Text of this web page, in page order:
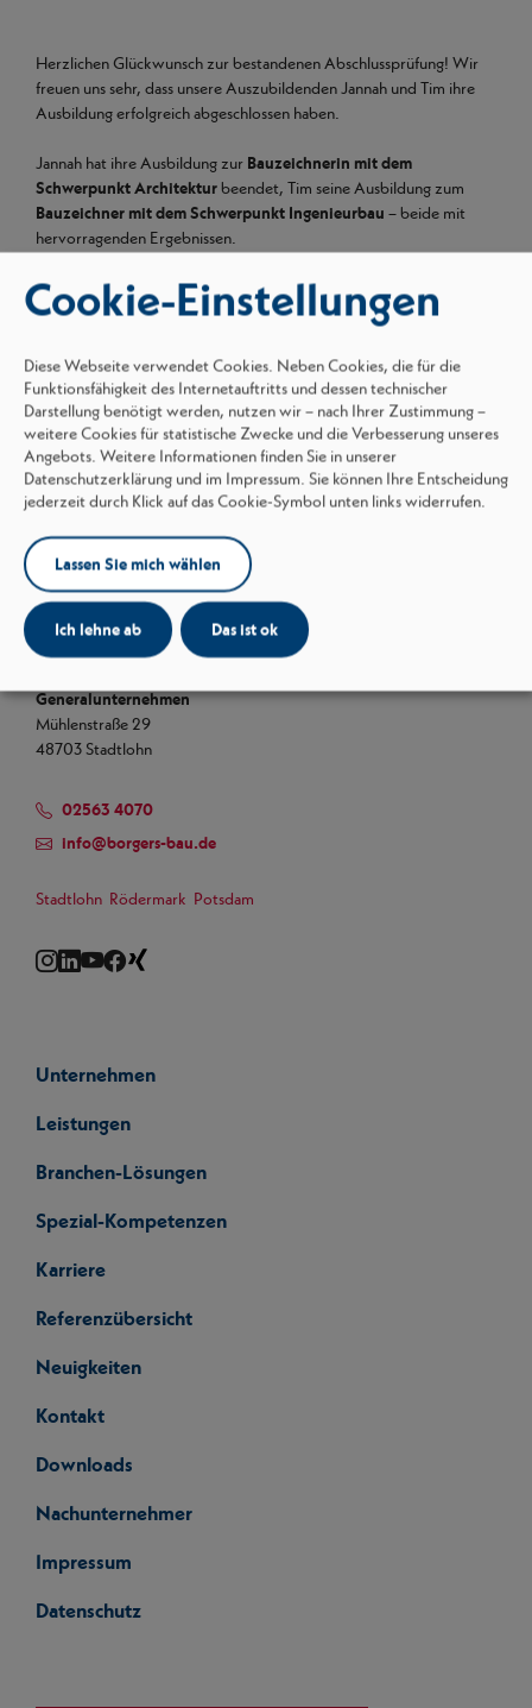
Herzlichen Glückwunsch zur bestandenen Abschlussprüfung! Wir
freuen uns sehr, dass unsere Auszubildenden Jannah und Tim ihre
Ausbildung erfolgreich abgeschlossen haben.
Jannah hat ihre Ausbildung zur Bauzeichnerin mit dem
Schwerpunkt Architekturbeendet, Tim seine Ausbildung zum
Bauzeichner mit dem Schwerpunkt Ingenieurbau – beide mit
hervorragenden Ergebnissen.
Wir sind sehr stolz und gratulieren herzlich zu diesem wichtigen
Meilenstein! Ein großes Dankeschön auch an die Ausbilder, die
Infos zu unseremAusbildungsangebotfinden Siehier.
Generalunternehmen
Mühlenstraße 29
48703 Stadtlohn
02563 4070
info@borgers-bau.de
Stadtlohn Rödermark Potsdam
Instagram
LinkedIn
YouTube
Facebook
Unternehmen
Leistungen
Branchen-Lösungen
Spezial-Kompetenzen
Karriere
Referenzübersicht
Neuigkeiten
Kontakt
Downloads
Nachunternehmer
Impressum
Datenschutz
Cookie-Einstellungen
Diese Webseite verwendet Cookies. Neben Cookies, die für die
Funktionsfähigkeit des Internetauftritts und dessen technischer
Darstellung benötigt werden, nutzen wir – nach Ihrer Zustimmung –
weitere Cookies für statistische Zwecke und die Verbesserung unseres
Angebots. Weitere Informationen finden Sie in unserer
Datenschutzerklärung und im Impressum. Sie können Ihre Entscheidung
jederzeit durch Klick auf das Cookie-Symbol unten links widerrufen.
Lassen Sie mich wählen
Ich lehne ab Das ist ok